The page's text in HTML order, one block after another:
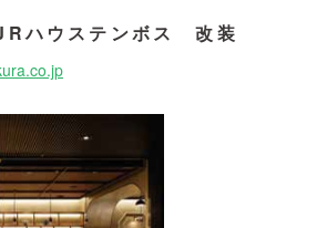
ハウステンボス 改装